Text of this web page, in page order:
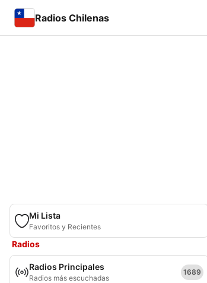
Radios Chilenas
Mi Lista
Favoritos y Recientes
Radios
Radios Principales
Radios más escuchadas
1689